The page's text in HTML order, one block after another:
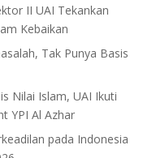
II UAI Tekankan
Kebaikan
Tak Punya Basis
Nilai Islam, UAI Ikuti
YPI Al Azhar
pada Indonesia